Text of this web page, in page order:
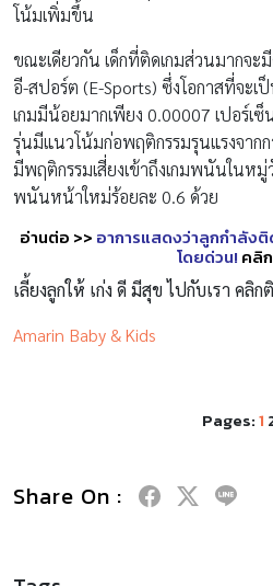
โน้มเพิ่มขึ้น
ขณะเดียวกัน เด็กที่ติดเกมส่วนมากจ
อี-สปอร์ต (E-Sports) ซึ่งโอกาสที่จะเ
เกมมีน้อยมากเพียง 0.00007 เปอร์
รุ่นมีแนวโน้มก่อพฤติกรรมรุนแรงจาก
มีพฤติกรรมเสี่ยงเข้าถึงเกมพนันในห
พนันหน้าใหม่ร้อยละ 0.6 ด้วย
อ่านต่อ >> อาการแสดงว่าลูกกำลัง
โดยด่วน! คลิ
เลี้ยงลูกให้ เก่ง ดี มีสุข ไปกับเรา คลิ
Amarin Baby & Kids
Pages:1
Share On :